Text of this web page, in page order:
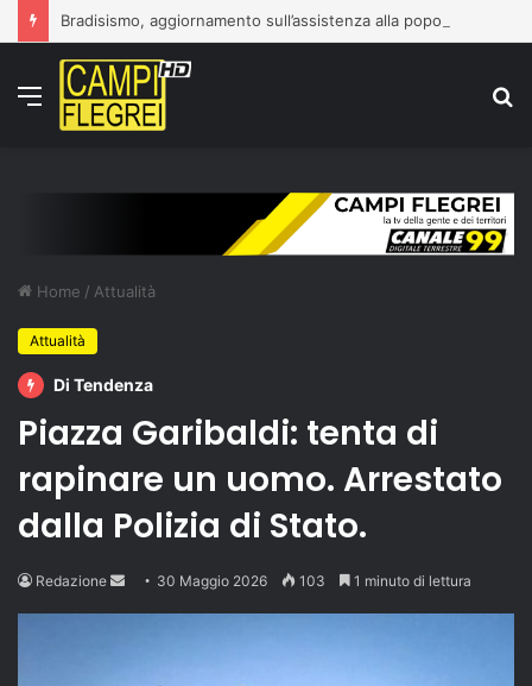
Menu
Home / Attualità
Attualità
Di Tendenza
Piazza Garibaldi: tenta di
rapinare un uomo. Arrestato
dalla Polizia di Stato.
Redazione
Send 30 Maggio 2026 103 1 minuto di lettura